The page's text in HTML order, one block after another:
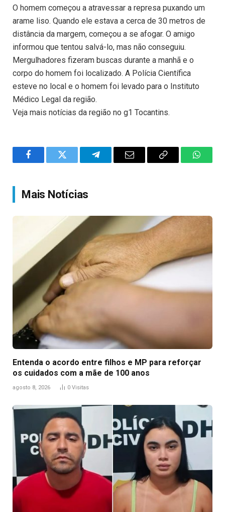
O homem começou a atravessar a represa puxando um
arame liso. Quando ele estava a cerca de 30 metros de
distância da margem, começou a se afogar. O amigo
informou que tentou salvá-lo, mas não conseguiu.
Mergulhadores fizeram buscas durante a manhã e o
corpo do homem foi localizado. A Polícia Científica
esteve no local e o homem foi levado para o Instituto
Médico Legal da região.
Veja mais notícias da região no g1 Tocantins.
FacebookTwitter TelegramEmail
Copy
Mais Notícias
Entenda o acordo entre filhos e MP para reforçar
os cuidados com a mãe de 100 anos
agosto 8, 2026 0 Visitas